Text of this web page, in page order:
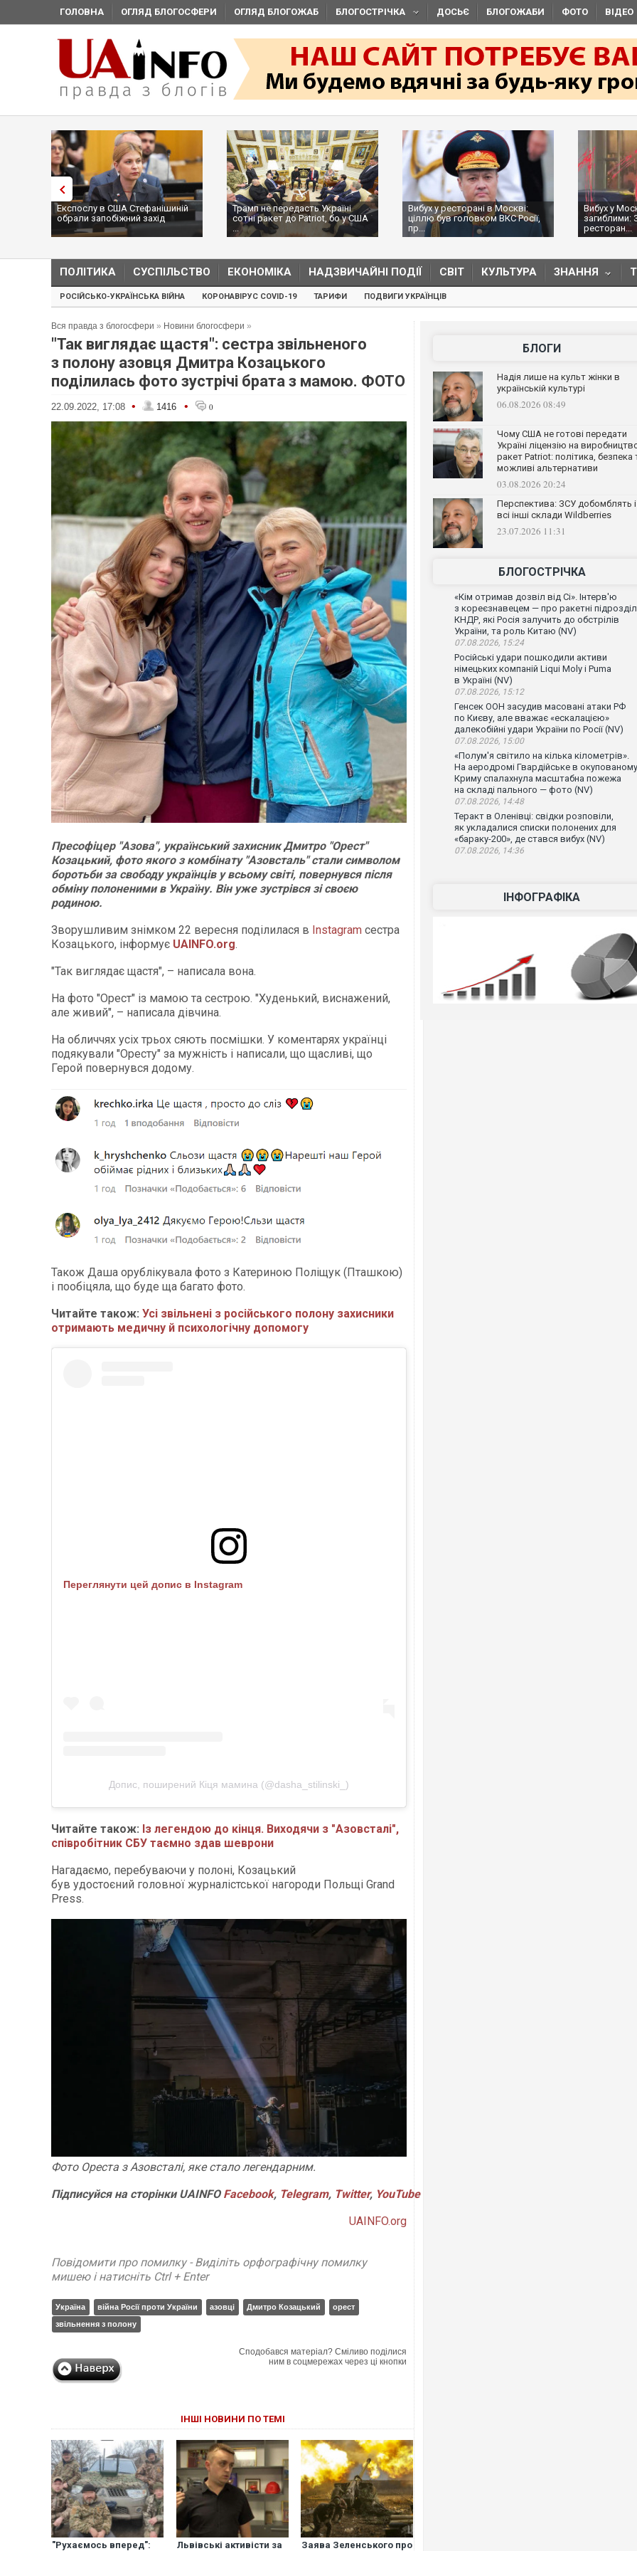
ГОЛОВНА ОГЛЯД БЛОГОСФЕРИ ОГЛЯД БЛОГОЖАБ БЛОГОСТРІЧКА ДОСЬЄ БЛОГОЖАБИ ФОТО ВІДЕО
Експослу в США Стефанішиній
обрали запобіжний захід
Трамп не передасть Україні
сотні ракет до Patriot, бо у США
...
Вибух у ресторані в Москві:
ціллю був головком ВКС Росії,
пр...
Вибух у
загиблими:
ресторан...
ПОЛІТИКА СУСПІЛЬСТВО ЕКОНОМІКА НАДЗВИЧАЙНІ ПОДІЇ СВІТ КУЛЬТУРА ЗНАННЯ
РОСІЙСЬКО-УКРАЇНСЬКА ВІЙНА КОРОНАВІРУС COVID-19 ТАРИФИ ПОДВИГИ УКРАЇНЦІВ
Вся правда з блогосфери » Новини блогосфери »
"Так виглядає щастя": сестра звільненого
з полону азовця Дмитра Козацького
поділилась фото зустрічі брата з мамою. ФОТО
22.09.2022, 17:08 • 1416 • 0
Пресофіцер "Азова", український захисник Дмитро "Орест"
Козацький, фото якого з комбінату "Азовсталь" стали символом
боротьби за свободу українців у всьому світі, повернувся після
обміну полоненими в Україну. Він уже зустрівся зі своєю
родиною.
Зворушливим знімком 22 вересня поділилася в Instagram сестра
Козацького, інформує UAINFO.org.
"Так виглядає щастя", – написала вона.
На фото "Орест" із мамою та сестрою. "Худенький, виснажений,
але живий", – написала дівчина.
На обличчях усіх трьох сяють посмішки. У коментарях українці
подякували "Оресту" за мужність і написали, що щасливі, що
Герой повернувся додому.
Також Даша орублікувала фото з Катериною Поліщук (Пташкою)
і пообіцяла, що буде ща багато фото.
Читайте також: Усі звільнені з російського полону захисники
отримають медичну й психологічну допомогу
Переглянути цей допис в Instagram
Допис, поширений Кіця мамина (@dasha_stilinski_)
Читайте також: Із легендою до кінця. Виходячи з "Азовсталі",
співробітник СБУ таємно здав шеврони
Нагадаємо, перебуваючи у полоні, Козацький
був удостоєний головної журналістської нагороди Польщі Grand
Press.
Фото Ореста з Азовсталі, яке стало легендарним.
Підписуйся на сторінки UAINFO Facebook, Telegram, Twitter, YouTube
UAINFO.org
Повідомити про помилку - Виділіть орфографічну помилку
мишею і натисніть Ctrl + Enter
Україна війна Росії проти України азовці Дмитро Козацький
орест
звільнення з полону
Сподобався матеріал? Сміливо поділися
ним в соцмережах через ці кнопки
ІНШІ НОВИНИ ПО ТЕМІ
"Рухаємось вперед": Львівські активісти за Заява Зеленського про
БЛОГИ
Надія лише на культ жінки в
українській культурі
06.08.2026 08:49
Чому США не готові передати
Україні ліцензію на
ракет Patriot: політика, безпека
можливі альтернативи
03.08.2026 20:24
Перспектива: ЗСУ добомблять і
всі інші склади Wildberries
23.07.2026 11:31
БЛОГОСТРІЧКА
«Кім отримав дозвіл від Сі». Інтерв'ю
з кореєзнавецем — про ракетні
КНДР, які Росія залучить до обстрілів
України, та роль Китаю (NV)
07.08.2026, 15:24
Російські удари пошкодили активи
німецьких компаній Liqui Moly і Puma
в Україні (NV)
07.08.2026, 15:12
Генсек ООН засудив масовані атаки РФ
по Києву, але вважає «ескалацією»
далекобійні удари України по Росії (NV)
07.08.2026, 15:00
«Полум'я світило на кілька кілометрів».
На аеродромі Гвардійське в окупованому
Криму спалахнула масштабна пожежа
на складі пального — фото (NV)
07.08.2026, 14:48
Теракт в Оленівці: свідки розповіли,
як укладалися списки полонених для
«бараку-200», де стався вибух (NV)
07.08.2026, 14:36
ІНФОГРАФІКА